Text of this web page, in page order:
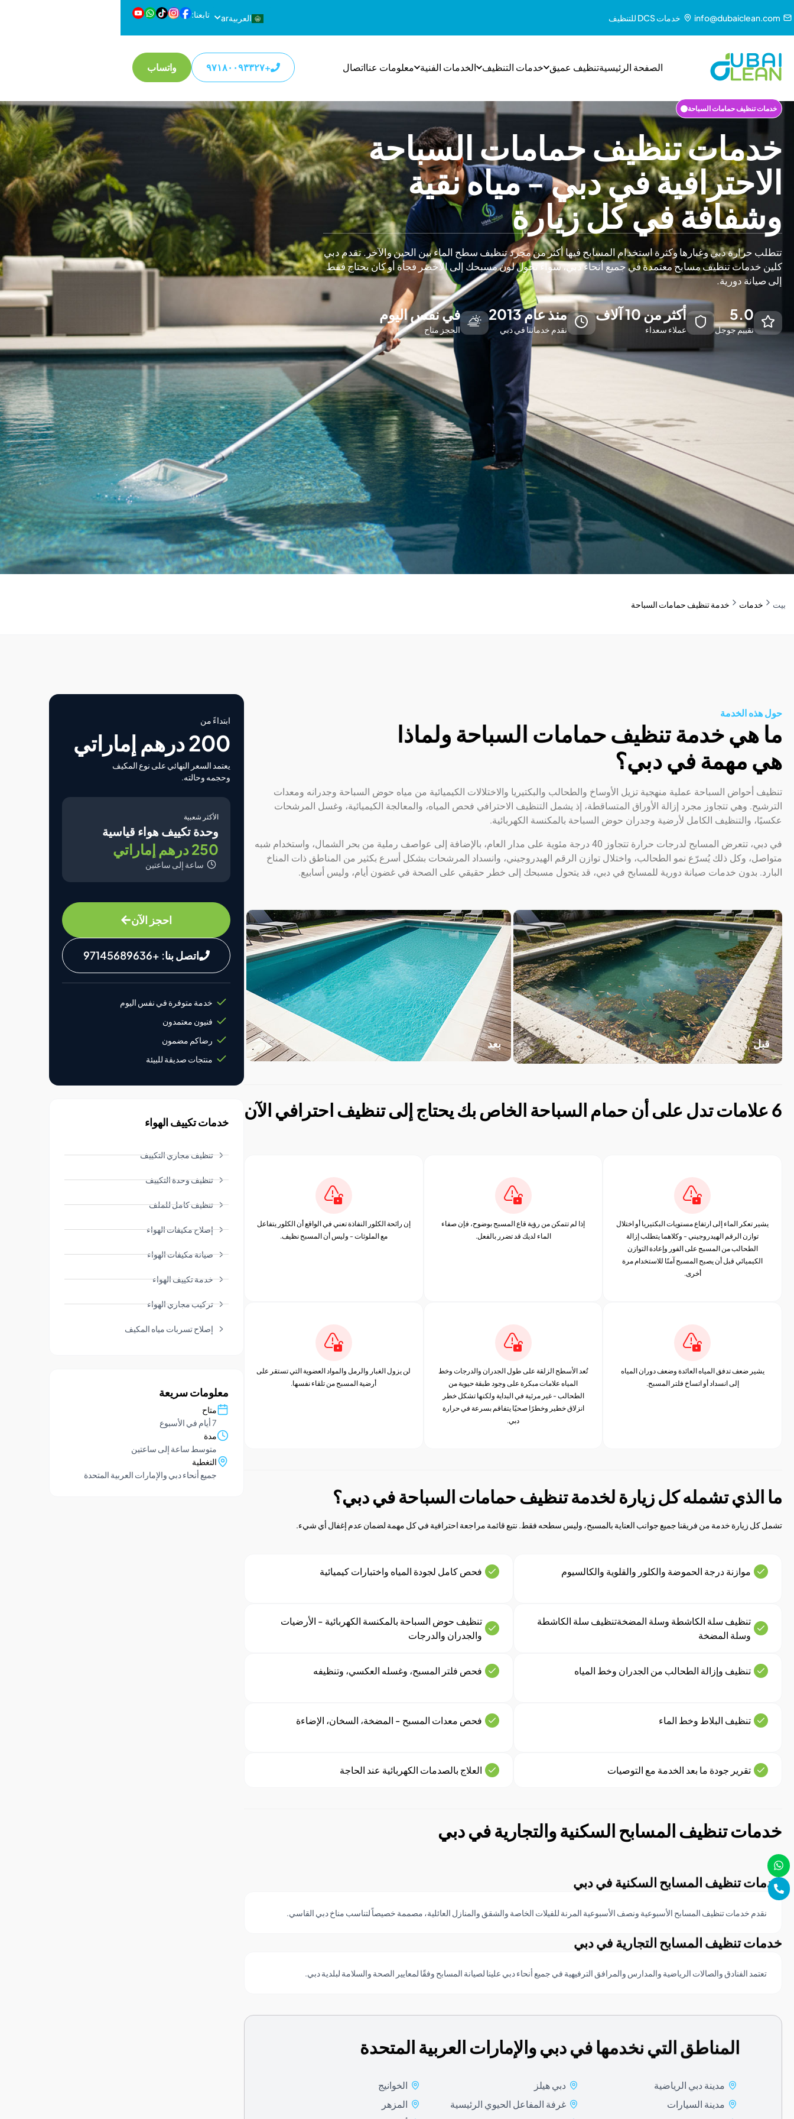
info@dubaiclean.com خدمات DCS للتنظيف العربيةar تابعنا:
الصفحة الرئيسيةتنظيف عميق خدمات التنظيف الخدمات الفنية معلومات عنااتصال +٩٧١٨٠٠٩٣٣٢٧ واتساب
خدمات تنظيف حمامات السباحة
خدمات تنظيف حمامات السباحة
الاحترافية في دبي - مياه نقية
وشفافة في كل زيارة
تتطلب حرارة دبي وغبارها وكثرة استخدام المسابح فيها أكثر من مجرد تنظيف سطح الماء بين الحين والآخر. تقدم دبي
كلين خدمات تنظيف مسابح معتمدة في جميع أنحاء دبي، سواءً تحول لون مسبحك إلى الأخضر فجأة أو كان يحتاج فقط
إلى صيانة دورية.
5.0
تقييم جوجل
أكثر من 10 آلاف
عملاء سعداء
منذ عام 2013
نقدم خدماتنا في دبي
في نفس اليوم
الحجز متاح
بيت خدمات خدمة تنظيف حمامات السباحة
حول هذه الخدمة
ما هي خدمة تنظيف حمامات السباحة ولماذا
هي مهمة في دبي؟
تنظيف أحواض السباحة عملية منهجية تزيل الأوساخ والطحالب والبكتيريا والاختلالات الكيميائية من مياه حوض السباحة وجدرانه ومعدات
الترشيح. وهي تتجاوز مجرد إزالة الأوراق المتساقطة، إذ يشمل التنظيف الاحترافي فحص المياه، والمعالجة الكيميائية، وغسل المرشحات
عكسيًا، والتنظيف الكامل لأرضية وجدران حوض السباحة بالمكنسة الكهربائية.
في دبي، تتعرض المسابح لدرجات حرارة تتجاوز 40 درجة مئوية على مدار العام، بالإضافة إلى عواصف رملية من بحر الشمال، واستخدام شبه
متواصل، وكل ذلك يُسرّع نمو الطحالب، واختلال توازن الرقم الهيدروجيني، وانسداد المرشحات بشكل أسرع بكثير من المناطق ذات المناخ
البارد. بدون خدمات صيانة دورية للمسابح في دبي، قد يتحول مسبحك إلى خطر حقيقي على الصحة في غضون أيام، وليس أسابيع.
قبل بعد
6 علامات تدل على أن حمام السباحة الخاص بك يحتاج إلى تنظيف احترافي الآن
يشير تعكر الماء إلى ارتفاع مستويات البكتيريا أو اختلال
توازن الرقم الهيدروجيني - وكلاهما يتطلب إزالة
الطحالب من المسبح على الفور وإعادة التوازن
الكيميائي قبل أن يصبح المسبح آمنًا للاستخدام مرة
أخرى.
إذا لم تتمكن من رؤية قاع المسبح بوضوح، فإن صفاء
الماء لديك قد تضرر بالفعل.
إن رائحة الكلور النفاذة تعني في الواقع أن الكلور يتفاعل
مع الملوثات - وليس أن المسبح نظيف.
يشير ضعف تدفق المياه العائدة وضعف دوران المياه
إلى انسداد أو اتساخ فلتر المسبح.
تُعد الأسطح الزلقة على طول الجدران والدرجات وخط
المياه علامات مبكرة على وجود طبقة حيوية من
الطحالب - غير مرئية في البداية ولكنها تشكل خطر
انزلاق خطير وخطرًا صحيًا يتفاقم بسرعة في حرارة
دبي.
لن يزول الغبار والرمل والمواد العضوية التي تستقر على
أرضية المسبح من تلقاء نفسها.
ما الذي تشمله كل زيارة لخدمة تنظيف حمامات السباحة في دبي؟
تشمل كل زيارة خدمة من فريقنا جميع جوانب العناية بالمسبح، وليس سطحه فقط. نتبع قائمة مراجعة احترافية في كل مهمة لضمان عدم إغفال أي شيء.
موازنة درجة الحموضة والكلور والقلوية والكالسيوم فحص كامل لجودة المياه واختبارات كيميائية
تنظيف سلة الكاشطة وسلة المضخةتنظيف سلة الكاشطة
وسلة المضخة
تنظيف حوض السباحة بالمكنسة الكهربائية - الأرضيات
والجدران والدرجات
تنظيف وإزالة الطحالب من الجدران وخط المياه فحص فلتر المسبح، وغسله العكسي، وتنظيفه
تنظيف البلاط وخط الماء فحص معدات المسبح - المضخة، السخان، الإضاءة
تقرير جودة ما بعد الخدمة مع التوصيات العلاج بالصدمات الكهربائية عند الحاجة
خدمات تنظيف المسابح السكنية والتجارية في دبي
خدمات تنظيف المسابح السكنية في دبي
نقدم خدمات تنظيف المسابح الأسبوعية ونصف الأسبوعية المرنة للفيلات الخاصة والشقق والمنازل العائلية، مصممة خصيصاً لتناسب مناخ دبي القاسي.
خدمات تنظيف المسابح التجارية في دبي
تعتمد الفنادق والصالات الرياضية والمدارس والمرافق الترفيهية في جميع أنحاء دبي علينا لصيانة المسابح وفقًا لمعايير الصحة والسلامة لبلدية دبي.
المناطق التي نخدمها في دبي والإمارات العربية المتحدة
مدينة دبي الرياضية
مدينة السيارات
دبي هيلز
غرفة المفاعل الحيوي الرئيسية
الخوانيج
المزهر
ابتداءً من
200 درهم إماراتي
يعتمد السعر النهائي على نوع المكيف
وحجمه وحالته.
الأكثر شعبية
وحدة تكييف هواء قياسية
250 درهم إماراتي
ساعة إلى ساعتين
احجز الآن
اتصل بنا: +97145689636
خدمة متوفرة في نفس اليوم
فنيون معتمدون
رضاكم مضمون
منتجات صديقة للبيئة
خدمات تكييف الهواء
تنظيف مجاري التكييف
تنظيف وحدة التكييف
تنظيف كامل للملف
إصلاح مكيفات الهواء
صيانة مكيفات الهواء
خدمة تكييف الهواء
تركيب مجاري الهواء
إصلاح تسربات مياه المكيف
معلومات سريعة
متاح
7 أيام في الأسبوع
مدة
متوسط ​​ساعة إلى ساعتين
التغطية
جميع أنحاء دبي والإمارات العربية المتحدة